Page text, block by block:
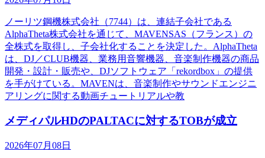
ノーリツ鋼機株式会社（7744）は、連結子会社である
AlphaTheta株式会社を通じて、MAVENSAS（フランス）の
全株式を取得し、子会社化することを決定した。AlphaTheta
は、DJ／CLUB機器、業務用音響機器、音楽制作機器の商品
開発・設計・販売や、DJソフトウェア「rekordbox」の提供
を手がけている。MAVENは、音楽制作やサウンドエンジニ
アリングに関する動画チュートリアルや教
メディパルHDのPALTACに対するTOBが成立
2026年07月08日